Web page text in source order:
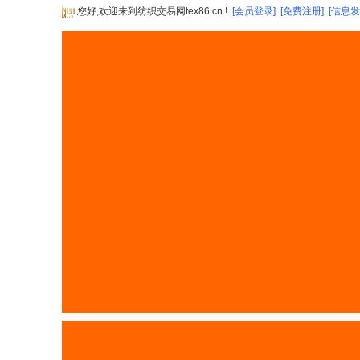
您好,欢迎来到纺织交易网tex86.cn ! [会员登录] [免费注册] [信息